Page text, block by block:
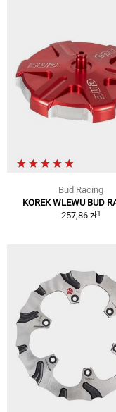
Bud Racing
KOREK WLEWU BUD
257,86 zł1